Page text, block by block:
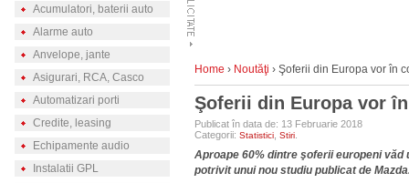
Acumulatori, baterii auto
Alarme auto
Anvelope, jante
Asigurari, RCA, Casco
Automatizari porti
Credite, leasing
Echipamente audio
Instalatii GPL
Home › Noutăţi › Şoferii din Europa vor în
Şoferii din Europa vor
Publicat în data de: 13 Februarie 2018
Categorii: Statistici Stiri
Aproape 60% dintre şoferii europeni
potrivit unui nou studiu publicat de